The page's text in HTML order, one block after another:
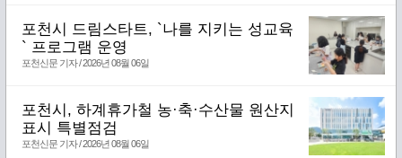
포천시 드림스타트, `나를 지키는 성교육
` 프로그램 운영
포천신문 기자 / 2026년 08월 06일
포천시, 하계휴가철 농·축·수산물 원산지
표시 특별점검
포천신문 기자 / 2026년 08월 06일